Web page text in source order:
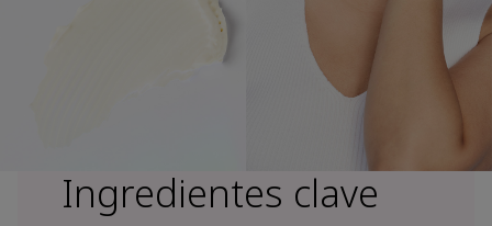
Ingredientes clave